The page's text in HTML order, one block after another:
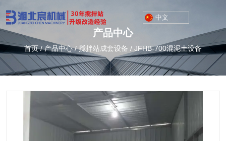
中文
产品中心
首页/产品中心 /搅拌站成套设备 / JFHB-700混泥土设备